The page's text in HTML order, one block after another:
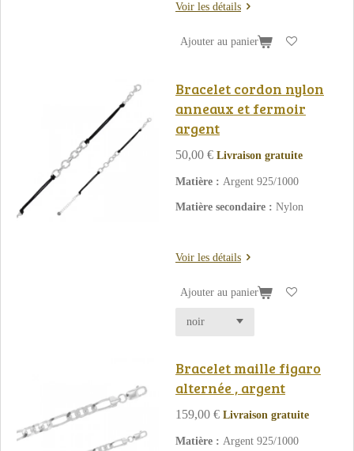
Voir les détails
Ajouter au panier
Bracelet cordon nylon
anneaux et fermoir
argent
50,00 € Livraison gratuite
Matière : Argent 925/1000
Matière secondaire : Nylon
Voir les détails
Ajouter au panier
Bracelet maille figaro
alternée , argent
159,00 € Livraison gratuite
Matière : Argent 925/1000